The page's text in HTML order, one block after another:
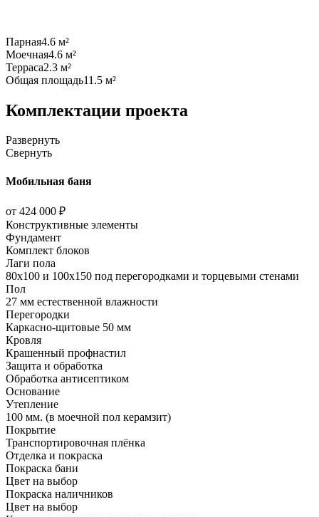
Парная4.6 м²
Моечная4.6 м²
Терраса2.3 м²
Общая площадь11.5 м²
Комплектации проекта
Развернуть
Свернуть
Мобильная баня
от 424 000 ₽
Конструктивные элементы
Фундамент
Комплект блоков
Лаги пола
80х100 и 100х150 под перегородками и торцевыми стенами
Пол
27 мм естественной влажности
Перегородки
Каркасно-щитовые 50 мм
Кровля
Крашенный профнастил
Защита и обработка
Обработка антисептиком
Основание
Утепление
100 мм. (в моечной пол керамзит)
Покрытие
Транспортировочная плёнка
Отделка и покраска
Покраска бани
Цвет на выбор
Покраска наличников
Цвет на выбор